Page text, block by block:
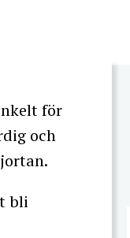
för
och
bli